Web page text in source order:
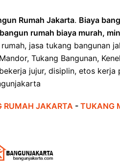
Rumah Jakarta. Biaya
rumah biaya murah,
jasa tukang bangunan
Tukang Bangunan,
jujur, disiplin, etos kerja
RUMAH JAKARTA - TUKANG